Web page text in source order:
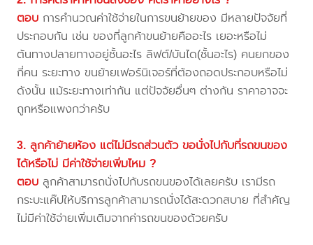
ตอบ การคำนวณค่าใช้จ่ายในการขนย้ายของ มีหลายปัจจัยที่
ประกอบกัน เช่น ของที่ลูกค้าขนย้ายคืออะไร เยอะหรือไม่
ต้นทางปลายทางอยู่ชั้นอะไร ลิฟต์/บันได(ชั้นอะไร) คนยกของ
กี่คน ระยะทาง ขนย้ายเฟอร์นิเจอร์ที่ต้องถอดประกอบหรือไม่
ดังนั้น แม้ระยะทางเท่ากัน แต่ปัจจัยอื่นๆ ต่างกัน ราคาอาจจะ
ถูกหรือแพงกว่าครับ
3. ลูกค้าย้ายห้อง แต่ไม่มีรถส่วนตัว ขอนั่งไปกับที่รถขนของ
ได้หรือไม่ มีค่าใช้จ่ายเพิ่มไหม ?
ตอบ ลูกค้าสามารถนั่งไปกับรถขนของได้เลยครับ เรามีรถ
กระบะแค๊ปให้บริการลูกค้าสามารถนั่งได้สะดวกสบาย ที่สำคัญ
ไม่มีค่าใช้จ่ายเพิ่มเติมจากค่ารถขนของด้วยครับ